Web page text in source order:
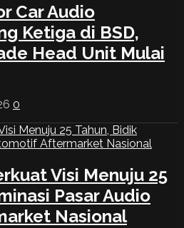
Car Audio
Ketiga di BSD,
Head Unit Mulai
0
Visi Menuju 25
Pasar Audio
Nasional